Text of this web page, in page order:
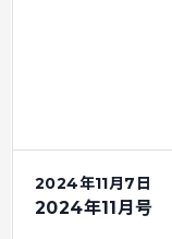
2024年11月7日
2024年11月号